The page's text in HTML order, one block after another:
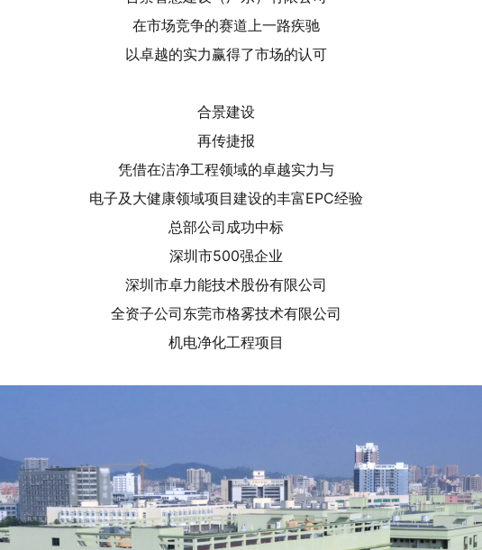
在市场竞争的赛道上一路疾驰
以卓越的实力赢得了市场的认可
合景建设
再传捷报
凭借在洁净工程领域的卓越实力与
电子及大健康领域项目建设的丰富EPC经验
总部公司成功中标
深圳市500强企业
深圳市卓力能技术股份有限公司
全资子公司东莞市格雾技术有限公司
机电净化工程项目